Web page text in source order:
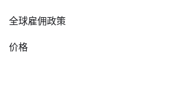
全球雇佣政策
价格